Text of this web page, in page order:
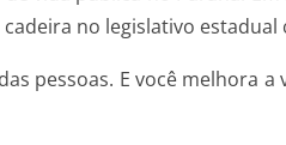
no legislativo
pessoas. E você melhora